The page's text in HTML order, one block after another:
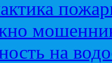
на